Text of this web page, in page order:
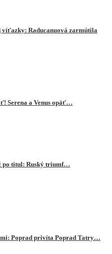
víťazky: Raducanuová zarmútila
Serena a Venus opäť…
po titul: Ruský triumf…
Poprad privíta Poprad Tatry…